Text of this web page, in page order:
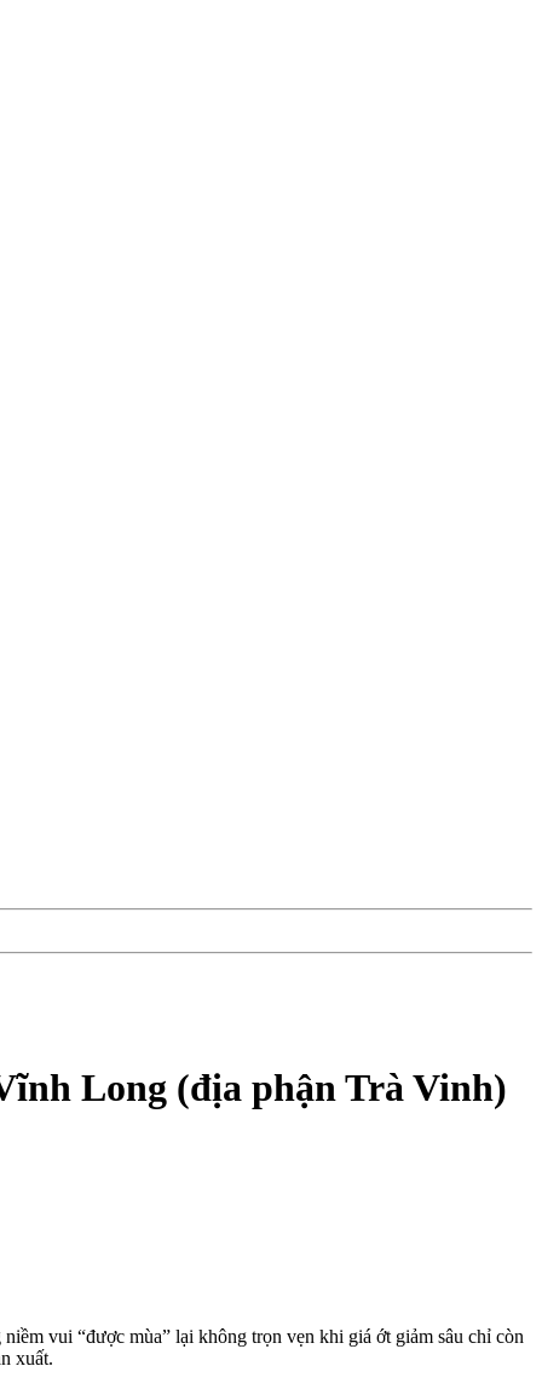
Long (địa phận Trà Vinh)
vui “được mùa” lại không trọn vẹn khi giá ớt giảm sâu chỉ còn
xuất.